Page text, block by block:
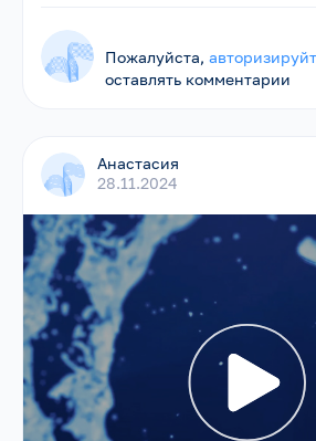
Пожалуйста,
оставлять комментарии
Анастасия
28.11.2024